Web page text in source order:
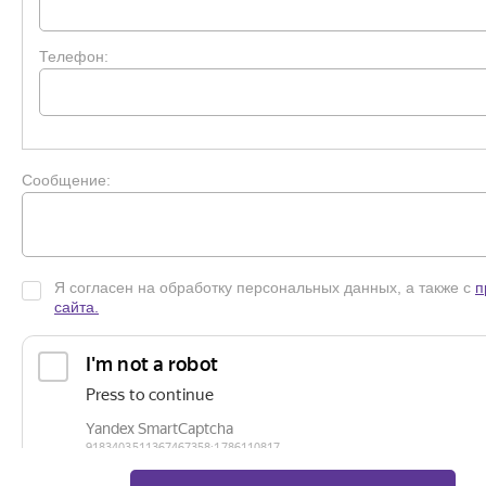
Телефон:
Сообщение:
Я согласен на обработку персональных данных, а также с
сайта.